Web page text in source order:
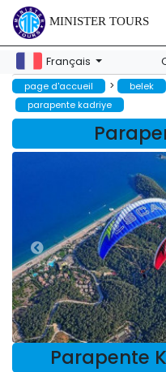
MINISTER TOURS
Français
page d'accueil > belek
parapente kadriye
Parapente